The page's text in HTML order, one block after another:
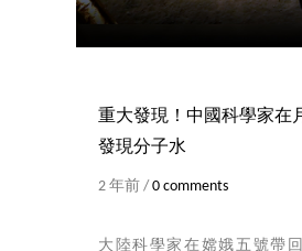
重大發現！中國科學家在
發現分子水
2 年前 /0 comments
大陸科學家在嫦娥五號帶